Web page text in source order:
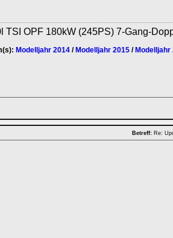
TSI OPF 180kW (245PS) 7-Gang-
Modelljahr 2014 / Modelljahr 2015 / Modelljahr
Betreff: Re: